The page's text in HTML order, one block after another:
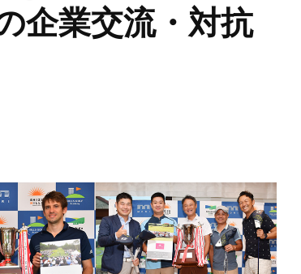
企業交流・対抗